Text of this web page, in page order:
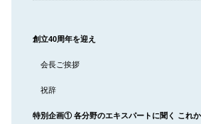
創立40周年を迎え
会⾧ご挨拶
祝辞
特別企画① 各分野のエキスパートに聞く これ